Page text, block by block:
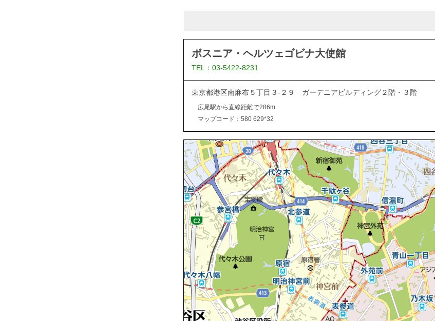
ボスニア・ヘルツェゴビナ大使館
TEL：03-5422-8231
東京都港区南麻布５丁目３-２９ ガーデニアビルディング２階・３階
広尾駅から直線距離で286m
マップコード：580 629*32